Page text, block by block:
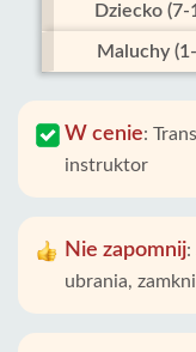
Dziecko (7-
Maluchy
W cenie:
instruktor
Nie zapomnij:
ubrania,